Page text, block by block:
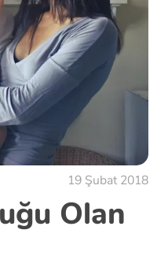
19 Şubat 2018
Olan